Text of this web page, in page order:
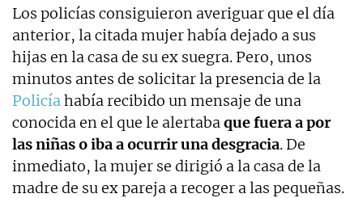
Los policías consiguieron averiguar que el día
anterior, la citada mujer había dejado a sus
hijas en la casa de su ex suegra. Pero, unos
minutos antes de solicitar la presencia de la
Policíahabía recibido un mensaje de una
conocida en el que le alertabaque fuera a por
las niñas o iba a ocurrir una desgracia. De
inmediato, la mujer se dirigió a la casa de la
madre de su ex pareja a recoger a las pequeñas.